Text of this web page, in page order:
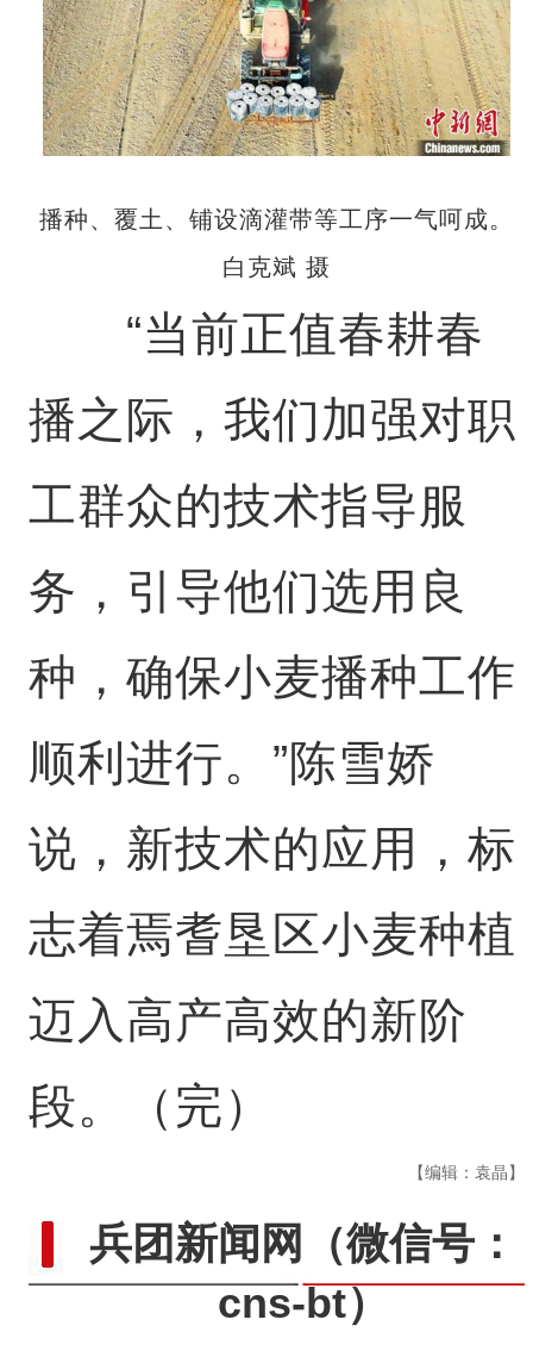
播种、覆土、铺设滴灌带等工序一气呵成。
白克斌 摄
“当前正值春耕春
播之际，我们加强对职
工群众的技术指导服
务，引导他们选用良
种，确保小麦播种工作
顺利进行。”陈雪娇
说，新技术的应用，标
志着焉耆垦区小麦种植
迈入高产高效的新阶
段。（完）
【编辑：袁晶】
兵团新闻网
（微信号：
cns-bt）